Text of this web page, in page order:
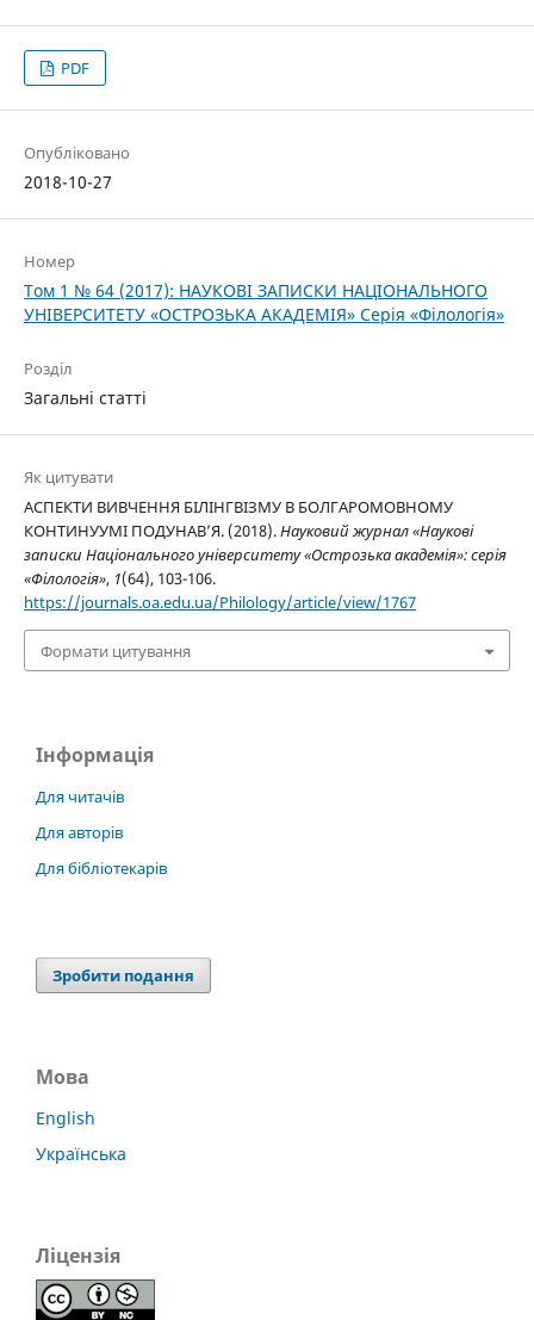
PDF
Опубліковано
2018-10-27
Номер
Том 1 № 64 (2017): НАУКОВІ ЗАПИСКИ НАЦІОНАЛЬНОГО
УНІВЕРСИТЕТУ «ОСТРОЗЬКА АКАДЕМІЯ» Серія «Філологія»
Розділ
Загальні статті
Як цитувати
АСПЕКТИ ВИВЧЕННЯ БІЛІНГВІЗМУ В БОЛГАРОМОВНОМУ
КОНТИНУУМІ ПОДУНАВ’Я. (2018).Науковий журнал «Наукові
записки Національного університету «Острозька академія»: серія
«Філологія», 1(64), 103-106.
https://journals.oa.edu.ua/Philology/article/view/1767
Формати цитування
Інформація
Для читачів
Для авторів
Для бібліотекарів
Зробити подання
Мова
English
Українська
Ліцензія